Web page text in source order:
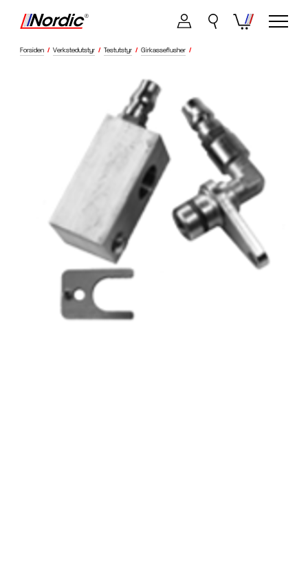
Forsiden / Verkstedutstyr / Testutstyr / Girkasseflusher /